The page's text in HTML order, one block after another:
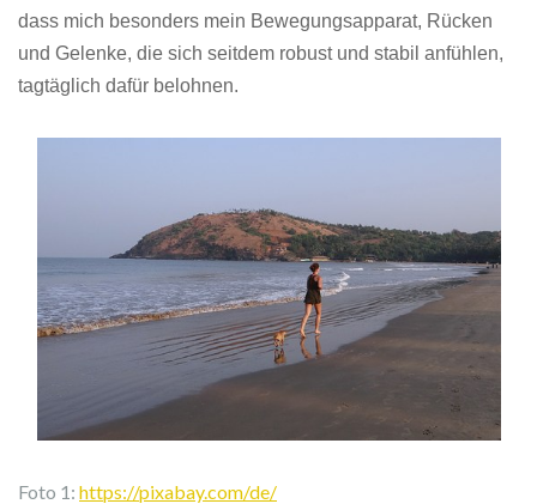
dass mich besonders mein Bewegungsapparat, Rücken
und Gelenke, die sich seitdem robust und stabil anfühlen,
tagtäglich dafür belohnen.
Foto 1: https://pixabay.com/de/